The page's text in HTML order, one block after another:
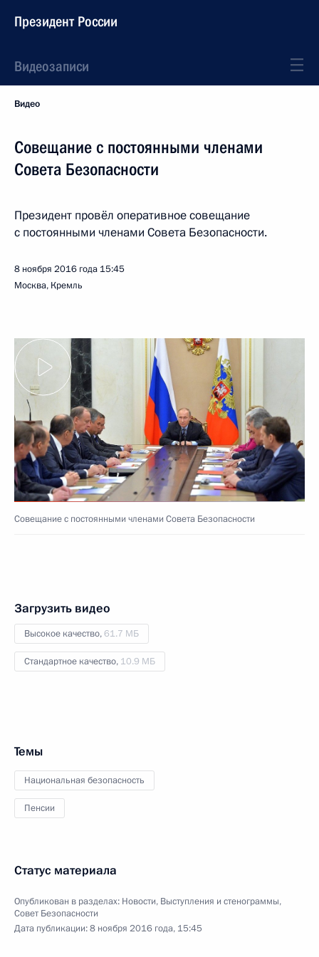
Президент России
Видеозаписи
Видео
Совещание с постоянными членами
Совета Безопасности
Президент провёл оперативное совещание
с постоянными членами Совета Безопасности.
8 ноября 2016 года 15:45
Москва, Кремль
Совещание с постоянными членами Совета Безопасности
Загрузить видео
Высокое качество,61.7 МБ
Стандартное качество, 10.9 МБ
Темы
Национальная безопасность
Пенсии
Статус материала
Опубликован в разделах: Новости, Выступления и стенограммы,
Совет Безопасности
Дата публикации:8 ноября 2016 года, 15:45